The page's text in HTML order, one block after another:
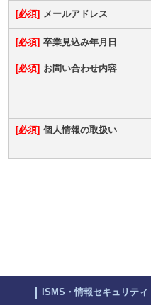
必須 メールアドレス
必須 卒業見込み年月日
必須 お問い合わせ内容
必須 個人情報の取扱い
ISMS・情報セキュリティ